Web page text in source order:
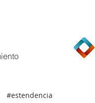
#estendencia